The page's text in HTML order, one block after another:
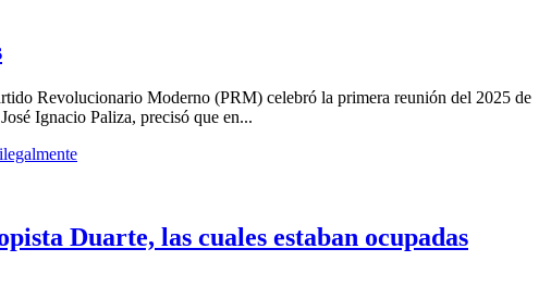
Revolucionario Moderno (PRM) celebró la primera reunión del 2025 de
Ignacio Paliza, precisó que en...
Duarte, las cuales estaban ocupadas